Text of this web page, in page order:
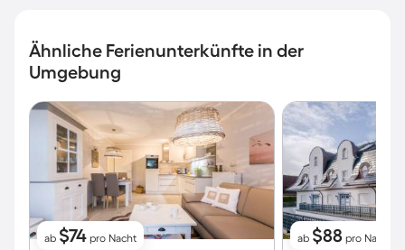
Ähnliche Ferienunterkünfte in der
Umgebung
ab $74 pro Nacht
ab $88 pro Nacht